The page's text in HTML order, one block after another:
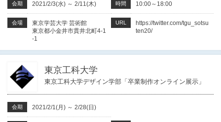
会期 2021/2/3(水) ～ 2/11(木) 時間 10:00～18:00
会場
東京学芸大学 芸術館
東京都小金井市貫井北町4-1
-1
URL
https://twitter.com/tgu_sotsu
ten20/
東京工科大学
東京工科大学デザイン学部「卒業制作オンライン展示」
会期 2021/2/1(月) ～ 2/28(日)